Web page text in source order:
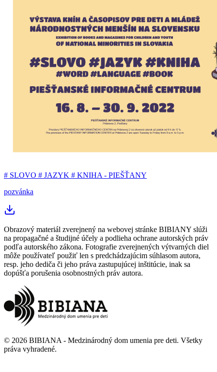
# SLOVO # JAZYK # KNIHA - PIEŠŤANY
pozvánka
Obrazový materiál zverejnený na webovej stránke BIBIANY slúži
na propagačné a študijné účely a podlieha ochrane autorských práv
podľa autorského zákona. Fotografie zverejnených výtvarných diel
môže používateľ použiť len s predchádzajúcim súhlasom autora,
resp. jeho dediča či jeho práva zastupujúcej inštitúcie, inak sa
dopúšťa porušenia osobnostných práv autora.
© 2026 BIBIANA - Medzinárodný dom umenia pre deti. Všetky
práva vyhradené.